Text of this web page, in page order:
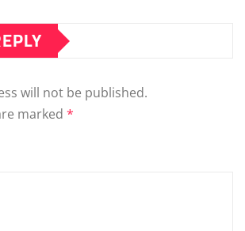
will not be published.
marked *